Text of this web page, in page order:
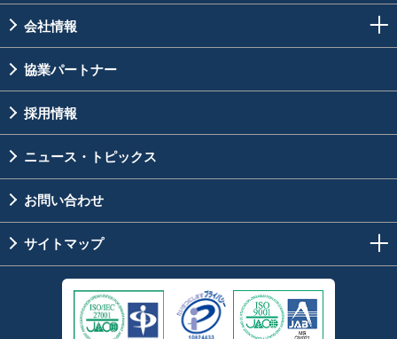
会社情報
協業パートナー
採用情報
ニュース・トピックス
お問い合わせ
サイトマップ